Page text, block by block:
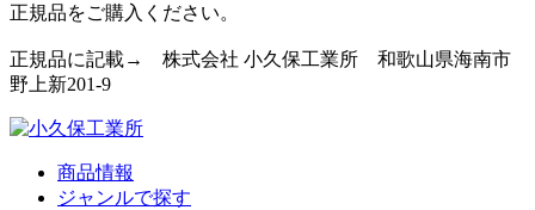
正規品をご購入ください。
正規品に記載→ 株式会社 小久保工業所 和歌山県海南市
野上新201-9
商品情報
ジャンルで探す